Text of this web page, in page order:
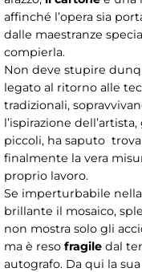
affinché l’opera sia
dalle maestranze
compierla.
Non deve stupire
legato al ritorno alle
tradizionali,
l’ispirazione
piccoli, ha saputo
finalmente la vera
proprio lavoro.
Se imperturbabile
brillante il mosaico,
non mostra solo gli
ma è reso fragile dal
autografo. Da qui la